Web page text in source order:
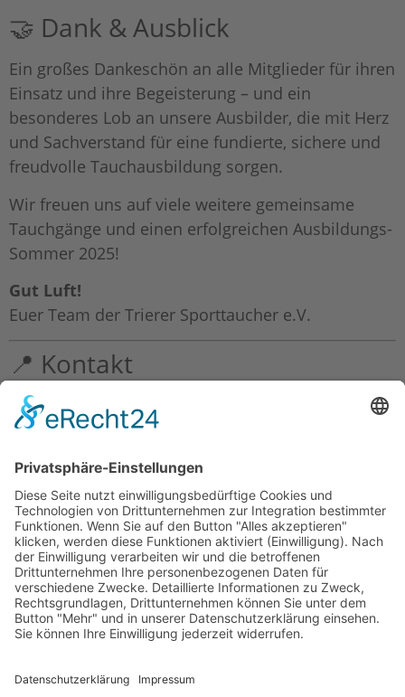
🤝 Dank & Ausblick
Ein großes Dankeschön an alle Mitglieder für ihren
Einsatz und ihre Begeisterung – und ein
besonderes Lob an unsere Ausbilder, die mit Herz
und Sachverstand für eine fundierte, sichere und
freudvolle Tauchausbildung sorgen.
Wir freuen uns auf viele weitere gemeinsame
Tauchgänge und einen erfolgreichen Ausbildungs-
Sommer 2025!
Gut Luft!
Euer Team der Trierer Sporttaucher e.V.
📍 Kontakt
Trierer Sporttaucher e.V.
Tiefensteiner Straße 427
📧 E-Mail:info[at]trierer-sporttaucher.de
🌐 Website:www.trierer-sporttaucher.de
📸 Instagram:@trierersporttaucher
VorigerAuf in die Sommersaison 2024!
NächsterTrainingszeiten Sommer 2025